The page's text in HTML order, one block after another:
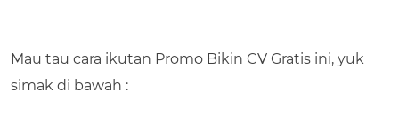
Mau tau cara ikutan Promo Bikin CV Gratis ini, yuk
simak di bawah :